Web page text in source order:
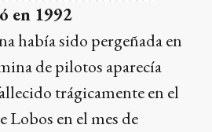
en 1992
había sido pergeñada en
de pilotos aparecía
trágicamente en el
Lobos en el mes de